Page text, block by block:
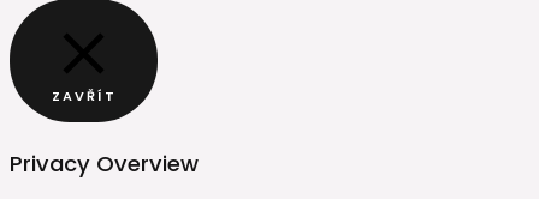
ZAVŘÍT
Privacy Overview